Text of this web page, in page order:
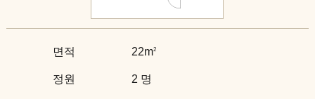
면적 22m2
정원 2 명